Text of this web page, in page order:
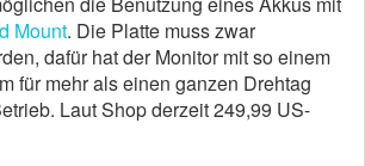
Mount. Die Platte muss zwar
dafür hat der Monitor mit so einem
für mehr als einen ganzen Drehtag
Laut Shop derzeit 249,99 US-